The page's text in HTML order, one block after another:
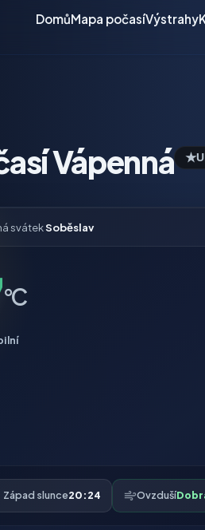
DomůMapa počasíVýstrahy
Vápenná ★
svátekSoběslav
°C
Západ slunce20:24 Ovzduší